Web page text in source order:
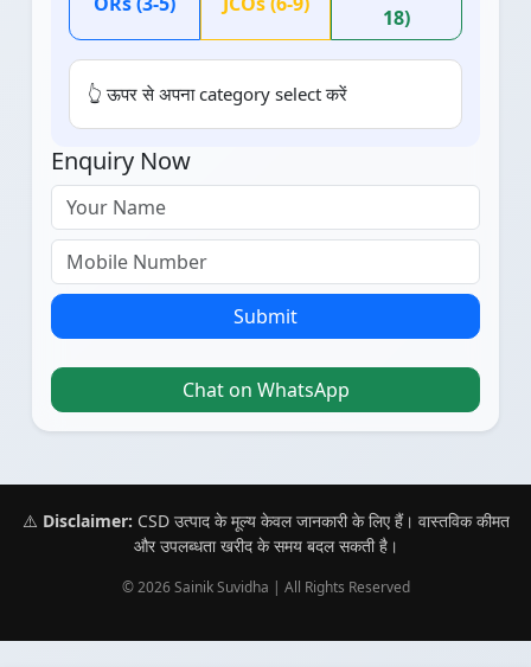
18)
👆 ऊपर से अपना category select करें
Enquiry Now
Submit
Chat on WhatsApp
⚠️ Disclaimer: CSD उत्पाद के मूल्य केवल जानकारी के लिए हैं। वास्तविक कीमत
और उपलब्धता खरीद के समय बदल सकती है।
© 2026 Sainik Suvidha | All Rights Reserved